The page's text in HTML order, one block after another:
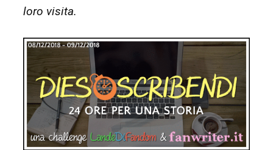
loro visita.